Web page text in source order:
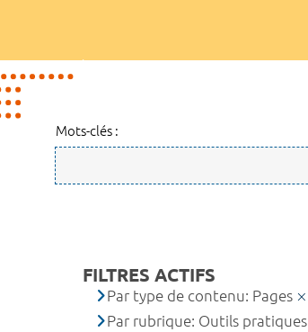
Mots-clés :
FILTRES ACTIFS
Par type de contenu: Pages
Par rubrique: Outils pratiques